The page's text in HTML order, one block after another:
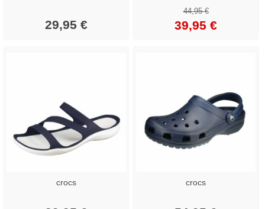
29,95 €
44,95 €
39,95 €
crocs crocs